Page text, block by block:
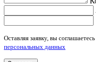
Оставляя заявку, вы соглашаетесь
персональных данных